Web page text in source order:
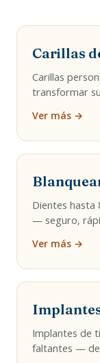
Carillas
Carillas
transformar
Ver más →
Dientes hasta
— seguro,
Ver más →
Implantes de
faltantes — de